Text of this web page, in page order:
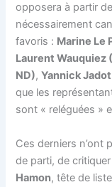
opposera à partir
nécessairement
favoris : Marine Le
Laurent Wauquiez
ND),Yannick Jadot
que les
sont « reléguées »
Ces derniers n’ont
de parti, de
Hamon, tête de